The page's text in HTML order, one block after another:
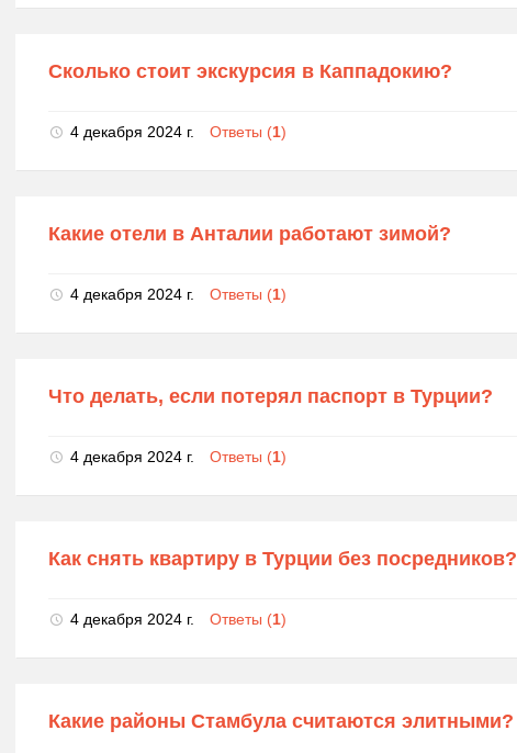
Сколько стоит экскурсия в Каппадокию?
4 декабря 2024 г. Ответы (1)
Какие отели в Анталии работают зимой?
4 декабря 2024 г. Ответы (1)
Что делать, если потерял паспорт в Турции?
4 декабря 2024 г. Ответы (1)
Как снять квартиру в Турции без посредников?
4 декабря 2024 г. Ответы (1)
Какие районы Стамбула считаются элитными?